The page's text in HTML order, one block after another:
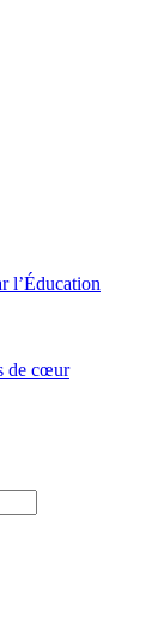
l’Éducation
de cœur